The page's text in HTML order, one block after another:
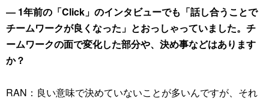
― 1年前の「Click」のインタビューでも「話し合うことで
チームワークが良くなった」とおっしゃっていました。チ
ームワークの面で変化した部分や、決め事などはあります
か？
RAN：良い意味で決めていないことが多いんですが、それ